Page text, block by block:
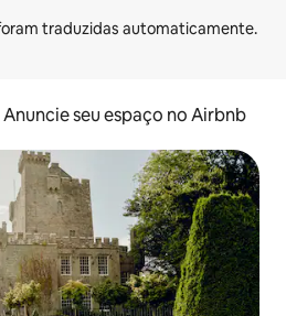
Anuncie seu espaço no Airbnb